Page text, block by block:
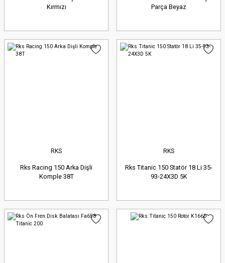
Kırmızı
Parça Beyaz
RKS
Rks Racing 150 Arka Dişli
Komple 38T
RKS
Rks Titanic 150 Statör 18 Li 35-
93-24X3D 5K